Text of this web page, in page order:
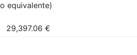
equivalente)
29,397.06 €